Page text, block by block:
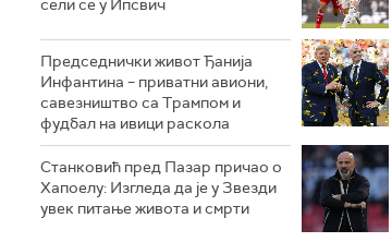
Председнички живот Ђанија
Инфантина – приватни авиони,
савезништво са Трампом и
фудбал на ивици раскола
Станковић пред Пазар причао о
Хапоелу: Изгледа да је у Звезди
увек питање живота и смрти